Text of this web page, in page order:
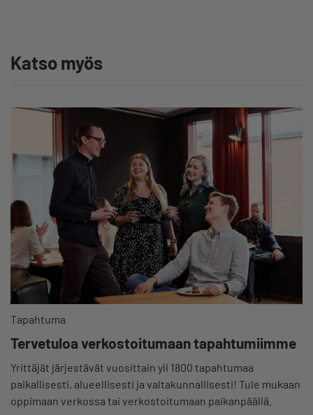
Katso myös
Tapahtuma
Tervetuloa verkostoitumaan tapahtumiimme
Yrittäjät järjestävät vuosittain yli 1800 tapahtumaa
paikallisesti, alueellisesti ja valtakunnallisesti! Tule mukaan
oppimaan verkossa tai verkostoitumaan paikanpäällä.